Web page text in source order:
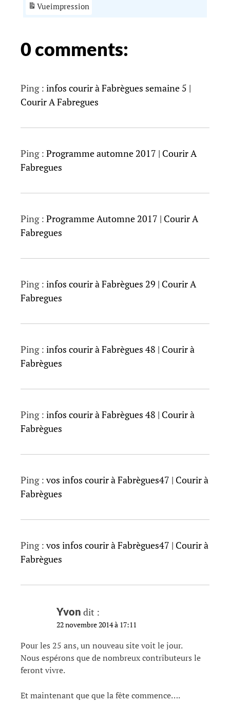
Vueimpression
0 comments:
Ping : infos courir à Fabrègues semaine 5 |
Courir A Fabregues
Ping : Programme automne 2017 | Courir A
Fabregues
Ping : Programme Automne 2017 | Courir A
Fabregues
Ping : infos courir à Fabrègues 29 | Courir A
Fabregues
Ping : infos courir à Fabrègues 48 | Courir à
Fabrègues
Ping : infos courir à Fabrègues 48 | Courir à
Fabrègues
Ping : vos infos courir à Fabrègues47 | Courir à
Fabrègues
Ping : vos infos courir à Fabrègues47 | Courir à
Fabrègues
Yvon dit :
22 novembre 2014 à 17:11
Pour les 25 ans, un nouveau site voit le jour.
Nous espérons que de nombreux contributeurs le
feront vivre.
Et maintenant que que la fête commence….